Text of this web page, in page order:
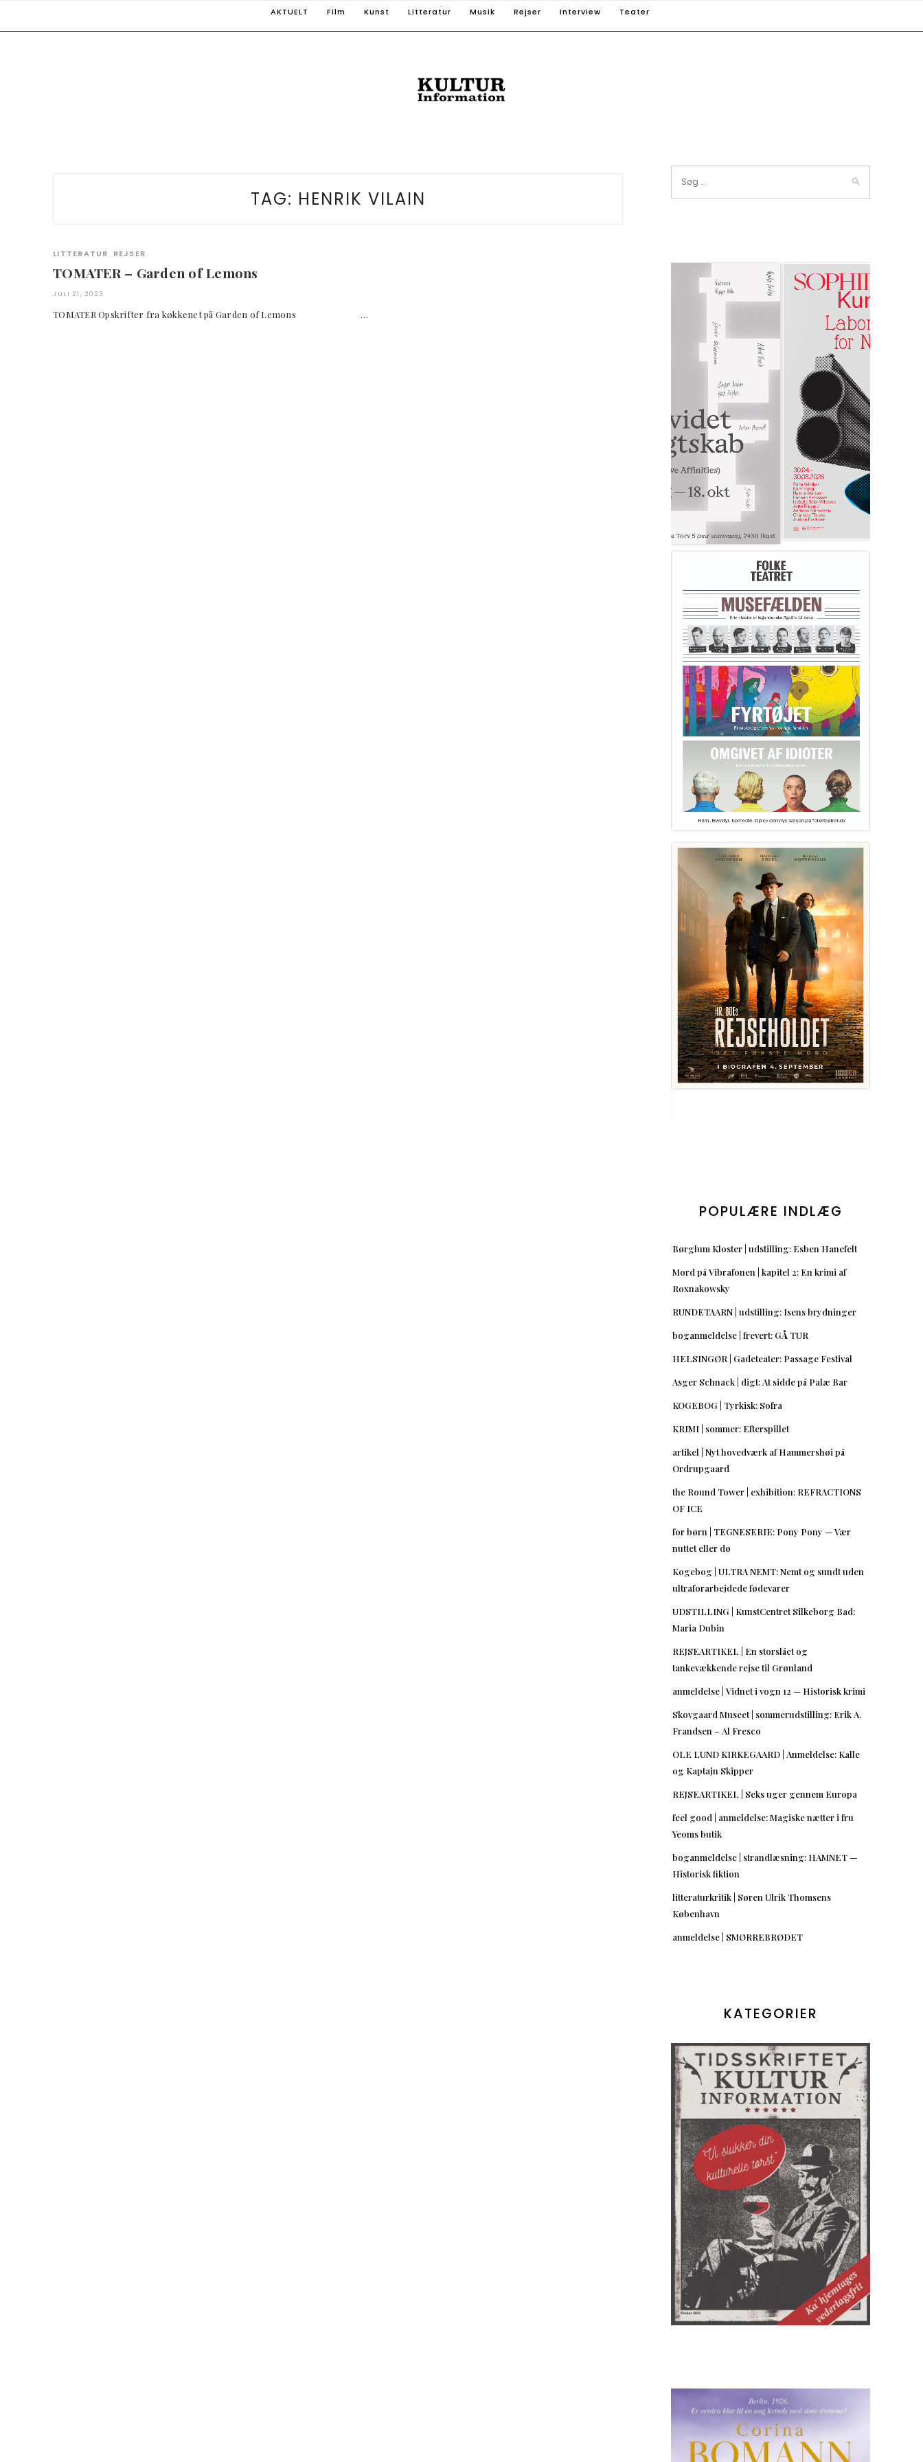
AKTUELT Film Kunst Litteratur Musik Rejser Interview Teater
TAG: HENRIK VILAIN
LITTERATUR REJSER
TOMATER – Garden of Lemons
JULI 21, 2023
TOMATER Opskrifter fra køkkenet på Garden of Lemons …
POPULÆRE INDLÆG
Børglum Kloster | udstilling: Esben Hanefelt
Mord på Vibrafonen | kapitel 2: En krimi af
Roxnakowsky
RUNDETAARN | udstilling: Isens brydninger
boganmeldelse | frevert: GÅ TUR
HELSINGØR | Gadeteater: Passage Festival
Asger Schnack | digt: At sidde på Palæ Bar
KOGEBOG | Tyrkisk: Sofra
KRIMI | sommer: Efterspillet
artikel | Nyt hovedværk af Hammershøi på
Ordrupgaard
the Round Tower | exhibition: REFRACTIONS
OF ICE
for børn | TEGNESERIE: Pony Pony — Vær
nuttet eller dø
Kogebog | ULTRA NEMT: Nemt og sundt uden
ultraforarbejdede fødevarer
UDSTILLING | KunstCentret Silkeborg Bad:
Maria Dubin
REJSEARTIKEL | En storslået og
tankevækkende rejse til Grønland
anmeldelse | Vidnet i vogn 12 — Historisk krimi
Skovgaard Museet | sommerudstilling: Erik A.
Frandsen – Al Fresco
OLE LUND KIRKEGAARD | Anmeldelse: Kalle
og Kaptajn Skipper
REJSEARTIKEL | Seks uger gennem Europa
feel good | anmeldelse: Magiske nætter i fru
Yeoms butik
boganmeldelse | strandlæsning: HAMNET —
Historisk fiktion
litteraturkritik | Søren Ulrik Thomsens
København
anmeldelse | SMØRREBRØDET
KATEGORIER